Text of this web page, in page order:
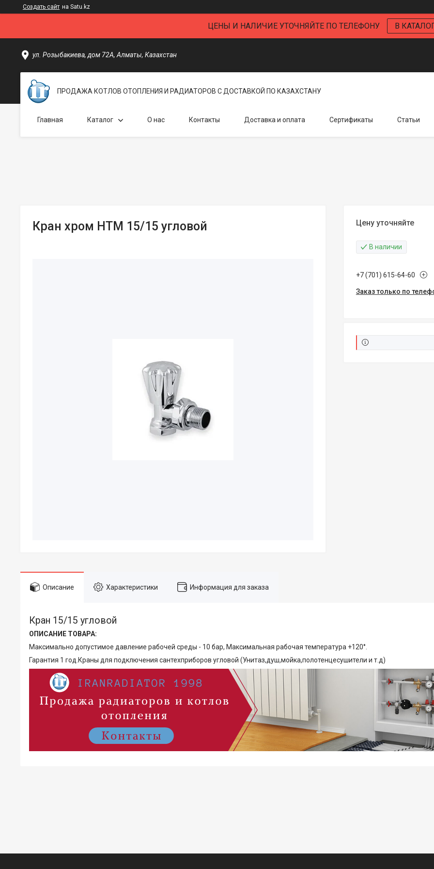
Создать сайт на Satu.kz
ЦЕНЫ И НАЛИЧИЕ УТОЧНЯЙТЕ ПО ТЕЛЕФОНУ В
ул. Розыбакиева, дом 72А, Алматы, Казахстан
ПРОДАЖА КОТЛОВ ОТОПЛЕНИЯ И РАДИАТОРОВ С ДОСТАВКОЙ ПО КАЗАХСТАНУ
Главная Каталог О нас Контакты Доставка и оплата Сертификаты Статьи
Кран хром HTM 15/15 угловой Цену уточняйте
В наличии
+7 (701) 615-64-60
Заказ только по
Описание Характеристики Информация для заказа
Кран 15/15 угловой
ОПИСАНИЕ ТОВАРА:
Максимально допустимое давление рабочей среды - 10 бар, Максимальная рабочая температура +120°.
Гарантия 1 год.Краны для подключения сантехприборов угловой (Унитаз,душ,мойка,полотенцесушители и т.д)